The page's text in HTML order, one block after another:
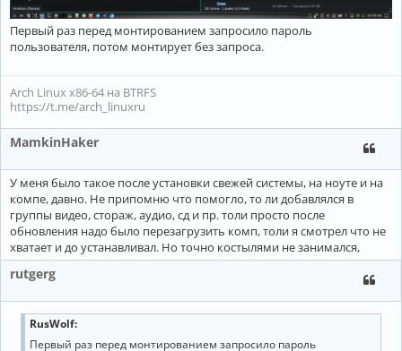
Первый раз перед монтированием запросило пароль
пользователя, потом монтирует без запроса.
Arch Linux x86-64 на BTRFS
https://t.me/arch_linuxru
MamkinHaker
У меня было такое после установки свежей системы, на ноуте и на
компе, давно. Не припомню что помогло, то ли добавлялся в
группы видео, стораж, аудио, сд и пр. толи просто после
обновления надо было перезагрузить комп, толи я смотрел что не
хватает и до устанавливал. Но точно костылями не занимался,
rutgerg
RusWolf:
Первый раз перед монтированием запросило пароль